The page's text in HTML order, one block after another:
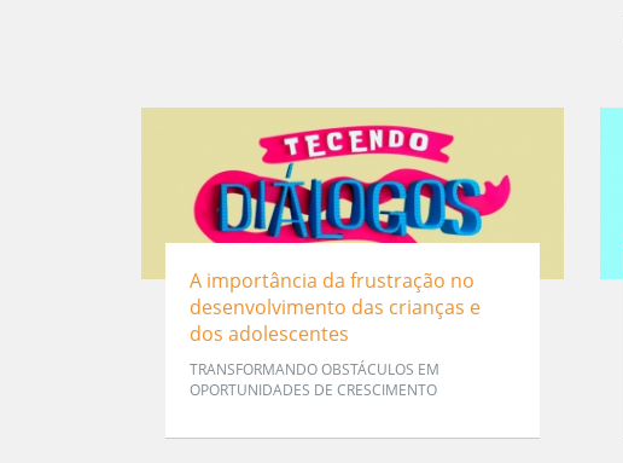
A importância da frustração no
desenvolvimento das crianças e
dos adolescentes
TRANSFORMANDO OBSTÁCULOS EM
OPORTUNIDADES DE CRESCIMENTO